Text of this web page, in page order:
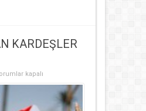
KARDEŞLER
kapalı